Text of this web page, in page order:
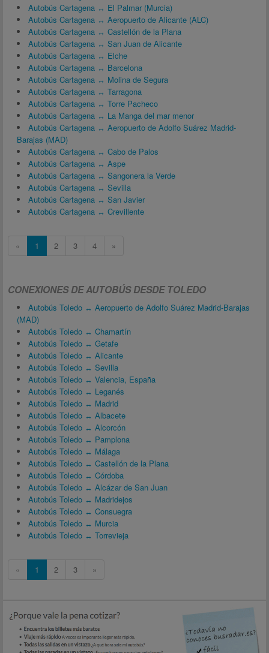
Autobús Cartagena ↔ El Palmar (Murcia)
Autobús Cartagena ↔ Aeropuerto de Alicante (ALC)
Autobús Cartagena ↔ Castellón de la Plana
Autobús Cartagena ↔ San Juan de Alicante
Autobús Cartagena ↔ Elche
Autobús Cartagena ↔ Barcelona
Autobús Cartagena ↔ Molina de Segura
Autobús Cartagena ↔ Tarragona
Autobús Cartagena ↔ Torre Pacheco
Autobús Cartagena ↔ La Manga del mar menor
Autobús Cartagena ↔ Aeropuerto de Adolfo Suárez Madrid-
Barajas (MAD)
Autobús Cartagena ↔ Cabo de Palos
Autobús Cartagena ↔ Aspe
Autobús Cartagena ↔ Sangonera la Verde
Autobús Cartagena ↔ Sevilla
Autobús Cartagena ↔ San Javier
Autobús Cartagena ↔ Crevillente
« 1 2 3 4 »
CONEXIONES DE AUTOBÚS DESDE TOLEDO
Autobús Toledo ↔ Aeropuerto de Adolfo Suárez Madrid-Barajas
(MAD)
Autobús Toledo ↔ Chamartín
Autobús Toledo ↔ Getafe
Autobús Toledo ↔ Alicante
Autobús Toledo ↔ Sevilla
Autobús Toledo ↔ Valencia, España
Autobús Toledo ↔ Leganés
Autobús Toledo ↔ Madrid
Autobús Toledo ↔ Albacete
Autobús Toledo ↔ Alcorcón
Autobús Toledo ↔ Pamplona
Autobús Toledo ↔ Málaga
Autobús Toledo ↔ Castellón de la Plana
Autobús Toledo ↔ Córdoba
Autobús Toledo ↔ Alcázar de San Juan
Autobús Toledo ↔ Madridejos
Autobús Toledo ↔ Consuegra
Autobús Toledo ↔ Murcia
Autobús Toledo ↔ Torrevieja
« 1 2 3 »